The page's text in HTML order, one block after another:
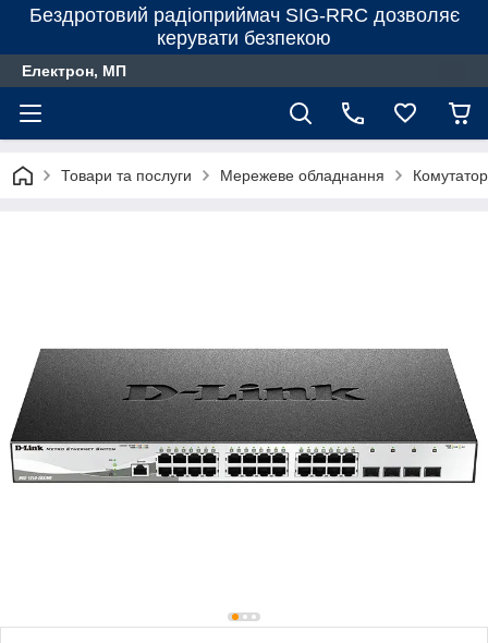
Бездротовий радіоприймач SIG-RRC дозволяє
керувати безпекою
Електрон, МП
Товари та послуги Мережеве обладнання